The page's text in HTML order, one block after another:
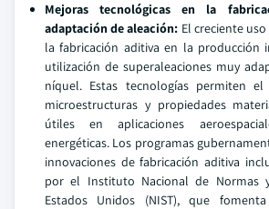
Mejoras tecnológicas en la
adaptación de aleación: El creciente
la fabricación aditiva en la producción
utilización de superaleaciones muy
níquel. Estas tecnologías permiten
microestructuras y propiedades
útiles en aplicaciones
energéticas. Los programas
innovaciones de fabricación aditiva
por el Instituto Nacional de Normas
Estados Unidos (NIST), que